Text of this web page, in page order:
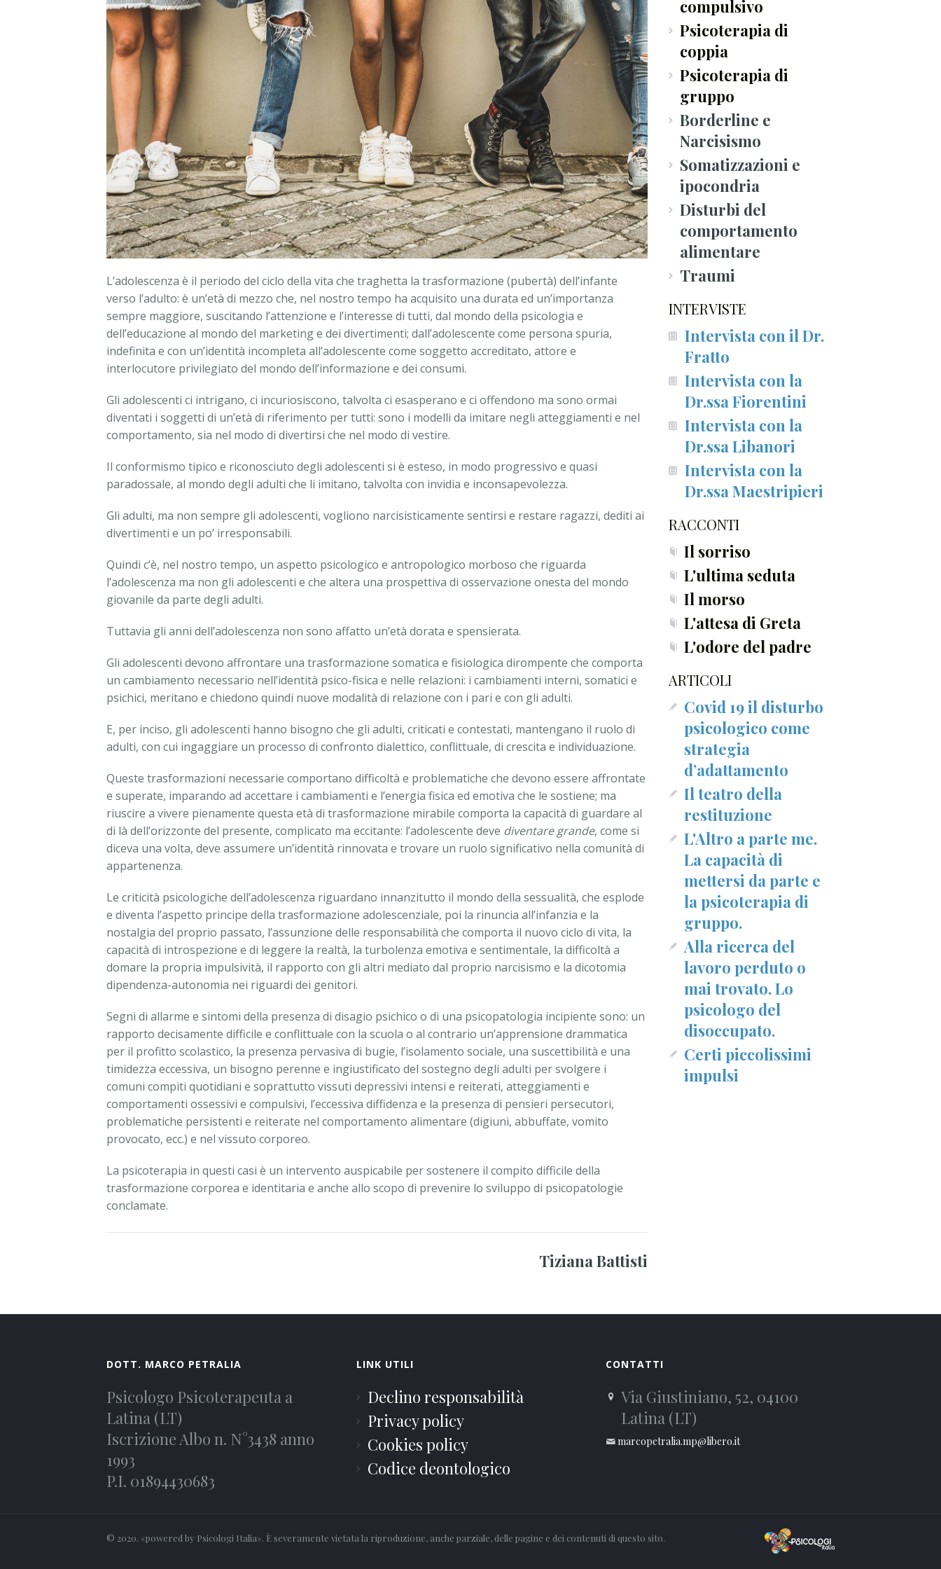
Disturbo ossessivo compulsivo
Psicoterapia di coppia
Psicoterapia di gruppo
Contatti
L’adolescenza è il periodo del ciclo della vita che traghetta la trasformazione (pubertà) dell’infante
verso l’adulto: è un’età di mezzo che, nel nostro tempo ha acquisito una durata ed un’importanza
sempre maggiore, suscitando l’attenzione e l’interesse di tutti, dal mondo della psicologia e
dell’educazione al mondo del marketing e dei divertimenti; dall’adolescente come persona spuria,
indefinita e con un’identità incompleta all’adolescente come soggetto accreditato, attore e
interlocutore privilegiato del mondo dell’informazione e dei consumi.
Gli adolescenti ci intrigano, ci incuriosiscono, talvolta ci esasperano e ci offendono ma sono ormai
diventati i soggetti di un’età di riferimento per tutti: sono i modelli da imitare negli atteggiamenti e nel
comportamento, sia nel modo di divertirsi che nel modo di vestire.
Il conformismo tipico e riconosciuto degli adolescenti si è esteso, in modo progressivo e quasi
paradossale, al mondo degli adulti che li imitano, talvolta con invidia e inconsapevolezza.
Gli adulti, ma non sempre gli adolescenti, vogliono narcisisticamente sentirsi e restare ragazzi, dediti ai
divertimenti e un po’ irresponsabili.
Quindi c’è, nel nostro tempo, un aspetto psicologico e antropologico morboso che riguarda
l’adolescenza ma non gli adolescenti e che altera una prospettiva di osservazione onesta del mondo
giovanile da parte degli adulti.
Tuttavia gli anni dell’adolescenza non sono affatto un’età dorata e spensierata.
Gli adolescenti devono affrontare una trasformazione somatica e fisiologica dirompente che comporta
un cambiamento necessario nell’identità psico-fisica e nelle relazioni: i cambiamenti interni, somatici e
psichici, meritano e chiedono quindi nuove modalità di relazione con i pari e con gli adulti.
E, per inciso, gli adolescenti hanno bisogno che gli adulti, criticati e contestati, mantengano il ruolo di
adulti, con cui ingaggiare un processo di confronto dialettico, conflittuale, di crescita e individuazione.
Queste trasformazioni necessarie comportano difficoltà e problematiche che devono essere affrontate
e superate, imparando ad accettare i cambiamenti e l’energia fisica ed emotiva che le sostiene; ma
riuscire a vivere pienamente questa età di trasformazione mirabile comporta la capacità di guardare al
di là dell’orizzonte del presente, complicato ma eccitante: l’adolescente deve diventare grande, come si
diceva una volta, deve assumere un’identità rinnovata e trovare un ruolo significativo nella comunità di
appartenenza.
Le criticità psicologiche dell’adolescenza riguardano innanzitutto il mondo della sessualità, che esplode
e diventa l’aspetto principe della trasformazione adolescenziale, poi la rinuncia all’infanzia e la
nostalgia del proprio passato, l’assunzione delle responsabilità che comporta il nuovo ciclo di vita, la
capacità di introspezione e di leggere la realtà, la turbolenza emotiva e sentimentale, la difficoltà a
domare la propria impulsività, il rapporto con gli altri mediato dal proprio narcisismo e la dicotomia
dipendenza-autonomia nei riguardi dei genitori.
Segni di allarme e sintomi della presenza di disagio psichico o di una psicopatologia incipiente sono: un
rapporto decisamente difficile e conflittuale con la scuola o al contrario un’apprensione drammatica
per il profitto scolastico, la presenza pervasiva di bugie, l’isolamento sociale, una suscettibilità e una
timidezza eccessiva, un bisogno perenne e ingiustificato del sostegno degli adulti per svolgere i
comuni compiti quotidiani e soprattutto vissuti depressivi intensi e reiterati, atteggiamenti e
comportamenti ossessivi e compulsivi, l’eccessiva diffidenza e la presenza di pensieri persecutori,
problematiche persistenti e reiterate nel comportamento alimentare (digiuni, abbuffate, vomito
provocato, ecc.) e nel vissuto corporeo.
La psicoterapia in questi casi è un intervento auspicabile per sostenere il compito difficile della
trasformazione corporea e identitaria e anche allo scopo di prevenire lo sviluppo di psicopatologie
conclamate.
Tiziana Battisti
compulsivo
Psicoterapia di
coppia
Psicoterapia di
gruppo
Borderline e
Narcisismo
Somatizzazioni e
ipocondria
Disturbi del
comportamento
alimentare
Traumi
INTERVISTE
Intervista con il Dr.
Fratto
Intervista con la
Dr.ssa Fiorentini
Intervista con la
Dr.ssa Libanori
Intervista con la
Dr.ssa Maestripieri
RACCONTI
Il sorriso
L'ultima seduta
Il morso
L'attesa di Greta
L'odore del padre
ARTICOLI
Covid 19 il disturbo
psicologico come
strategia
d’adattamento
Il teatro della
restituzione
L'Altro a parte me.
La capacità di
mettersi da parte e
la psicoterapia di
gruppo.
Alla ricerca del
lavoro perduto o
mai trovato. Lo
psicologo del
disoccupato.
Certi piccolissimi
impulsi
DOTT. MARCO PETRALIA
Psicologo Psicoterapeuta a
Latina (LT)
Iscrizione Albo n. N°3438 anno
1993
P.I. 01894430683
LINK UTILI
Declino responsabilità
Privacy policy
Cookies policy
Codice deontologico
CONTATTI
Via Giustiniano, 52, 04100
Latina (LT)
marcopetralia.mp@libero.it
© 2020. «powered by Psicologi Italia». È severamente vietata la riproduzione, anche parziale, delle pagine e dei contenuti di questo sito.